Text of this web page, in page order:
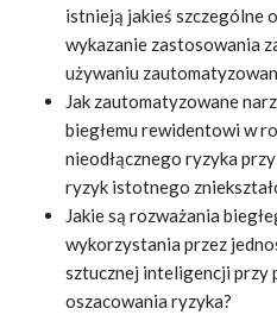
istnieją jakieś szczególne
wykazanie zastosowania
używaniu
Jak zautomatyzowane
biegłemu rewidentowi w
nieodłącznego ryzyka
ryzyk istotnego
Jakie są rozważania
wykorzystania przez
sztucznej inteligencji przy
oszacowania ryzyka?